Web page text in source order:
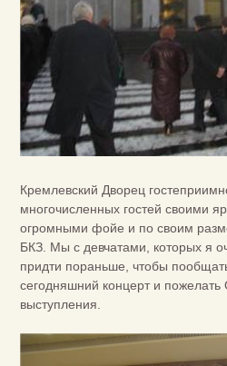
Кремлевский Дворец
многочисленных гостей своими
огромными фойе и по своим
БКЗ. Мы с девчатами, которых я
придти пораньше, чтобы
сегодняшний концерт и
выступления.